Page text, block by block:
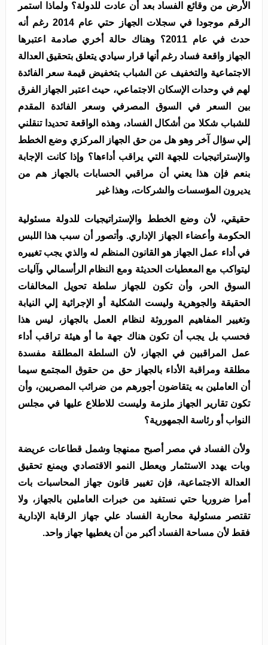
الأرض من وقائع الفساد بعد أن عادت للدولة؟ ولماذا استمر
الرقم موجودا في سجلات الجهاز حتي عام 2014 رغم أنه
حدث في عام 2011؟ وهناك حالة أخري صادمة اعتبرها
الجهاز واقعة فساد رغم أنها قرار سيادي يتعلق بتحقيق العدالة
الاجتماعية والتخفيف عن الشباب بتخفيض قيمة سعر الفائدة
لهم في وحدات الإسكان الاجتماعي، حيث اعتبر الجهاز الفرق
بين السعر في السوق المصرفي وسعر الفائدة المقدم
للشباب شكلا من أشكال الفساد، وهذه الواقعة تحديدا تنقلني
إلي سؤال آخر وهو هل من حق الجهاز المركزي وضع الخطط
والإستراتيجيات للجهة التي يراقب أداءها؟ وإذا كانت الإجابة
بنعم فإن هذا يعني أن مراقبي الحسابات بالجهاز هم من
يديرون المؤسسات والشركات، وهذا غير
حقيقي، لأن وضع الخطط والإستراتيجيات للدولة مسئولية
الحكومة وأعضاء الجهاز الإداري. وأتصور أن سبب هذا اللبس
في أداء عمل الجهاز هو القانون المنظم له والذي يجب تغييره
ليتواكب مع المعطيات الحديثة ومع النظام الرأسمالي وآليات
السوق الحر، وأن تكون للجهاز سلطة تحويل المخالفات
الحقيقة والجوهرية وليست الشكلية أو الإجرائية إلي النيابة
وتغيير المفاهيم الموروثة لنظام العمل بالجهاز، ليس هذا
فحسب بل يجب أن تكون هناك جهة ما أو هيئة تراقب أداء
عمل المراقبين في الجهاز، لأن السلطة المطلقة مفسدة
مطلقة ومراقبة الأداء بالجهاز حق من حقوق المجتمع سيما
أن العاملين به يتقاضون أجورهم من ضرائب المصريين، وأن
تكون تقارير الجهاز ملزمة وليست للاطلاع عليها في مجلس
النواب أو رئاسة الجمهورية؟
ولأن الفساد في مصر أصبح ممنهجا وشمل قطاعات عريضة
وبات يهدد الاستثمار ويعطل النمو الاقتصادي ويمنع تحقيق
العدالة الاجتماعية، فإن تغيير قانون جهاز المحاسبات بات
أمرا ضروريا حتي نستفيد من خبرات العاملين بالجهاز، ولا
تقتصر مسئولية محاربة الفساد علي جهاز الرقابة الإدارية
فقط لأن مساحة الفساد أكبر من أن يغطيها جهاز واحد.